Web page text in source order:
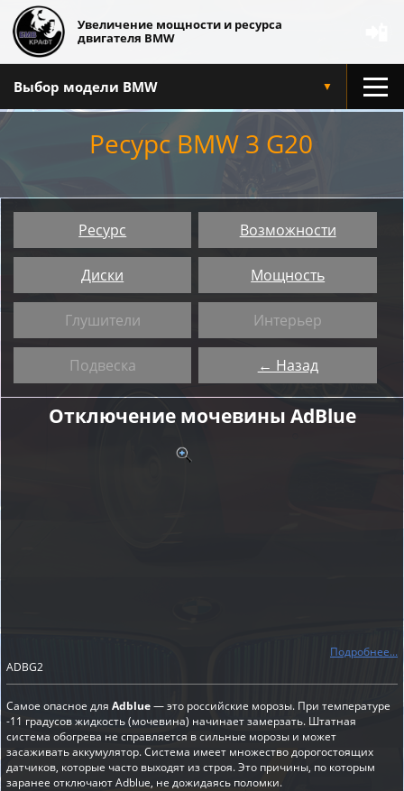
Увеличение мощности и ресурса
двигателя BMW
Выбор модели BMW ▼
Ресурс BMW 3 G20
Ресурс Возможности
Диски Мощность
Глушители Интерьер
Подвеска ← Назад
Отключение мочевины AdBlue
Подробнее...
ADBG2
Самое опасное для Adblue— это российские морозы. При температуре
-11 градусов жидкость (мочевина) начинает замерзать. Штатная
система обогрева не справляется в сильные морозы и может
засаживать аккумулятор. Система имеет множество дорогостоящих
датчиков, которые часто выходят из строя. Это причины, по которым
заранее отключают Adblue, не дожидаясь поломки.